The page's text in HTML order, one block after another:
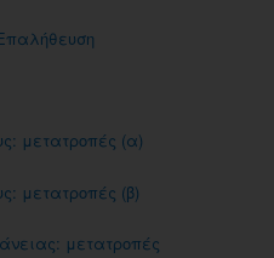
μετατροπές (α)
μετατροπές (β)
μετατροπές